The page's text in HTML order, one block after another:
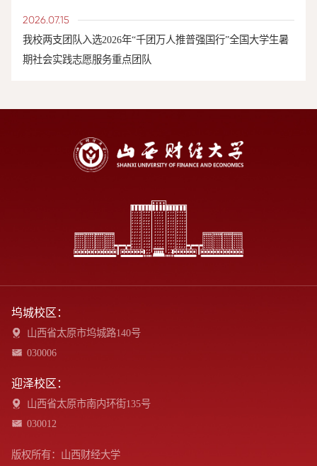
2026.07.15
我校两支团队入选2026年“千团万人推普强国行”全国大学生暑
期社会实践志愿服务重点团队
版权所有：山西财经大学
坞城校区：
山西省太原市坞城路140号
030006
迎泽校区：
山西省太原市南内环街135号
030012